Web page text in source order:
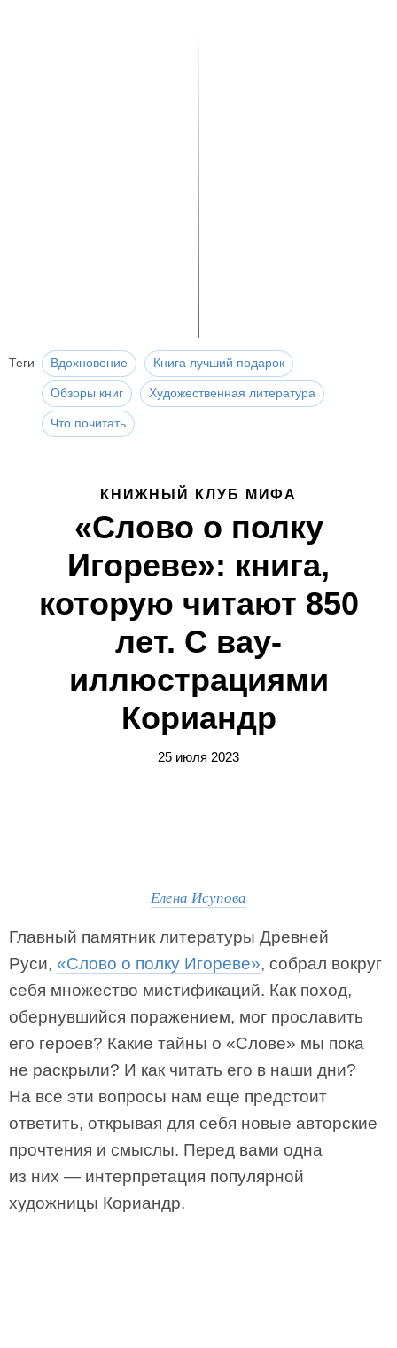
Теги Вдохновение Книга лучший подарок
Обзоры книг Художественная литература
Что почитать
КНИЖНЫЙ КЛУБ МИФА
«Слово о полку
Игореве»: книга,
которую читают 850
лет. С вау-
иллюстрациями
Кориандр
25 июля 2023
Елена Исупова
Главный памятник литературы Древней
Руси, «Слово о полку Игореве», собрал вокруг
себя множество мистификаций. Как поход,
обернувшийся поражением, мог прославить
его героев? Какие тайны о «Слове» мы пока
не раскрыли? И как читать его в наши дни?
На все эти вопросы нам еще предстоит
ответить, открывая для себя новые авторские
прочтения и смыслы. Перед вами одна
из них — интерпретация популярной
художницы Кориандр.